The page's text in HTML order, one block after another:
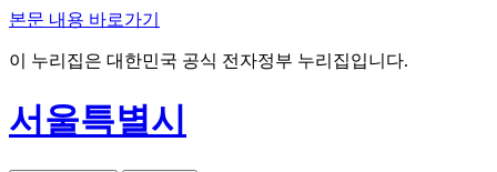
본문 내용 바로가기
이 누리집은 대한민국 공식 전자정부 누리집입니다.
서울특별시